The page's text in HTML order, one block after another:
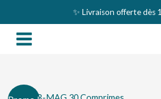
au
contenu
✨ Livraison offerte dès
quantité